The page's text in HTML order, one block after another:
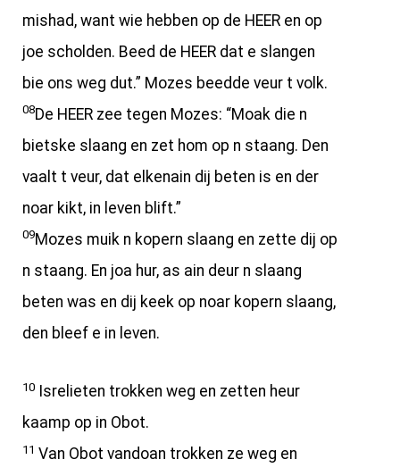
mishad, want wie hebben op de HEER en op
joe scholden. Beed de HEER dat e slangen
bie ons weg dut.” Mozes beedde veur t volk.
08De HEER zee tegen Mozes: “Moak die n
bietske slaang en zet hom op n staang. Den
vaalt t veur, dat elkenain dij beten is en der
noar kikt, in leven blift.”
09Mozes muik n kopern slaang en zette dij op
n staang. En joa hur, as ain deur n slaang
beten was en dij keek op noar kopern slaang,
den bleef e in leven.
10
Isrelieten trokken weg en zetten heur
kaamp op in Obot.
11 Van Obot vandoan trokken ze weg en